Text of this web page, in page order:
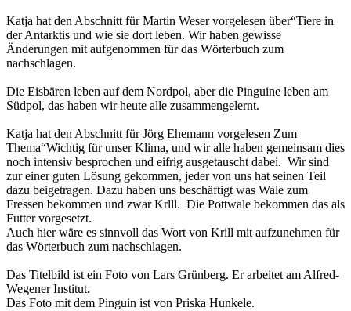
Katja hat den Abschnitt für Martin Weser vorgelesen über“Tiere in
der Antarktis und wie sie dort leben. Wir haben gewisse
Änderungen mit aufgenommen für das Wörterbuch zum
nachschlagen.
Die Eisbären leben auf dem Nordpol, aber die Pinguine leben am
Südpol, das haben wir heute alle zusammengelernt.
Katja hat den Abschnitt für Jörg Ehemann vorgelesen Zum
Thema“Wichtig für unser Klima, und wir alle haben gemeinsam dies
noch intensiv besprochen und eifrig ausgetauscht dabei. Wir sind
zur einer guten Lösung gekommen, jeder von uns hat seinen Teil
dazu beigetragen. Dazu haben uns beschäftigt was Wale zum
Fressen bekommen und zwar Krlll. Die Pottwale bekommen das als
Futter vorgesetzt.
Auch hier wäre es sinnvoll das Wort von Krill mit aufzunehmen für
das Wörterbuch zum nachschlagen.
Das Titelbild ist ein Foto von Lars Grünberg. Er arbeitet am Alfred-
Wegener Institut.
Das Foto mit dem Pinguin ist von Priska Hunkele.